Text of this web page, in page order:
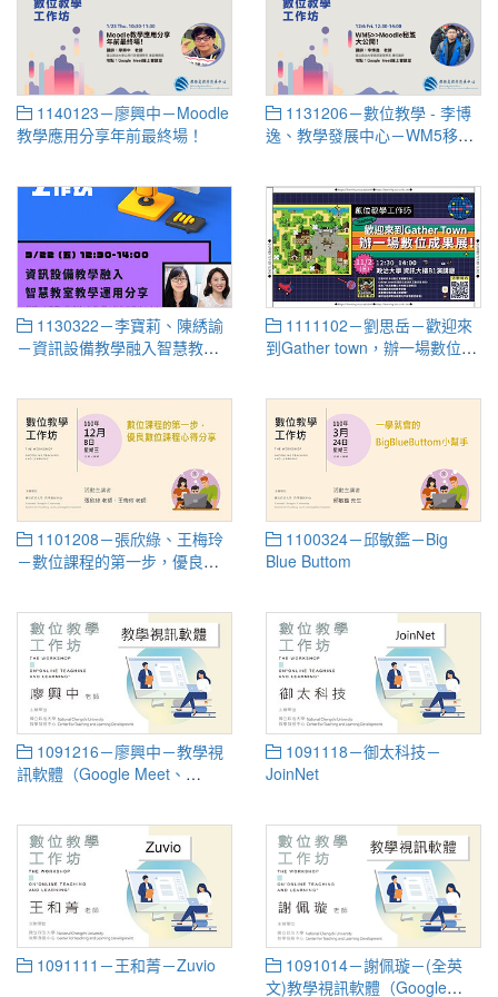
1140123－廖興中－Moodle
教學應用分享年前最終場！
1131206－數位教學 - 李博
逸、教學發展中心－WM5移轉
1130322－李寶莉、陳綉諭
－資訊設備教學融入智慧教室
1111102－劉思岳－歡迎來
到Gather town，辦一場數位成
1101208－張欣綠、王梅玲
－數位課程的第一步，優良數
1100324－邱敏鑑－Big
Blue Buttom
1091216－廖興中－教學視
訊軟體（Google Meet、
1091118－御太科技－
JoinNet
1091111－王和菁－Zuvio
1091014－謝佩璇－(全英
文)教學視訊軟體（Google